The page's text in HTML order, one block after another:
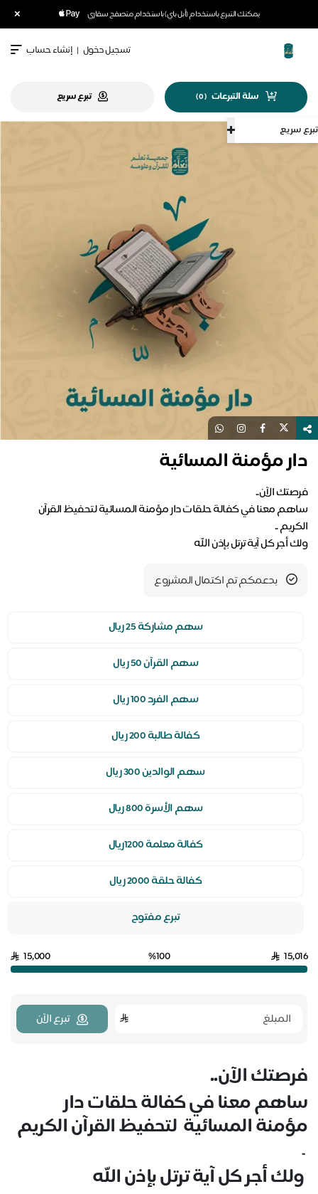
يمكنك التبرع باستخدام (أبل باي) باستخدام متصفح سفاري ×
تبرع سريع
تسجيل دخول | إنشاء حساب
سلة التبرعات (
0
) تبرع سريع
دار مؤمنة المسائية
ساهم معنا في كفالة حلقات دار مؤمنة المسائية لتحفيظ القرآن
ولك أجر كل آية ترتل بإذن الله
بدعمكم تم اكتمال المشروع
سهم مشاركة 25 ريال
سهم القرآن 50 ريال
سهم الفرد 100 ريال
كفالة طالبة 200 ريال
سهم الوالدين 300 ريال
سهم الأسرة 800 ريال
كفالة معلمة 1200ريال
كفالة حلقة 2000 ريال
تبرع مفتوح
15,016
%100
15,000
تبرع الآن
فرصتك الآن..
ساهم معنا في كفالة حلقات دار
مؤمنة المسائية لتحفيظ القرآن الكريم
..
ولك أجر كل آية ترتل بإذن الله